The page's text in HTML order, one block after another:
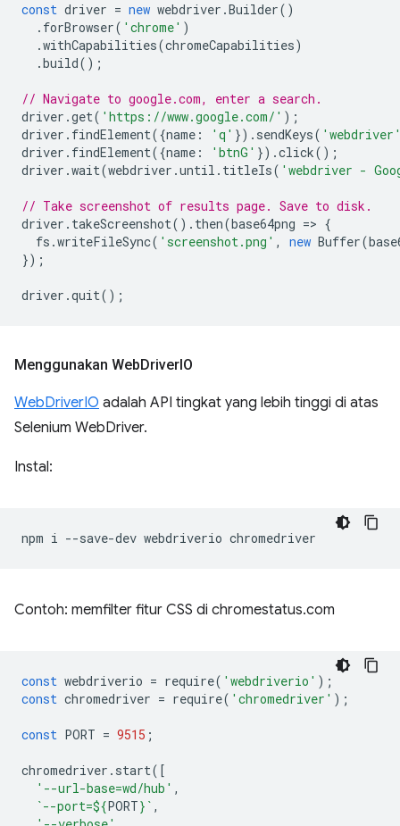
const driver = new webdriver .Builder()
. forBrowser( 'chrome' )
.withCapabilities(chromeCapabilities)
.build();
// Navigate to google.com, enter a search.
driver .get( 'https://www.google.com/' );
driver . findElement({name : 'q' }). sendKeys(
driver . findElement({name : 'btnG' }).click();
driver .wait(webdriver .until . titleIs( 'webdriver -
// Take screenshot of results page. Save to disk.
driver . takeScreenshot(). then(base64png => {
fs .writeFileSync( 'screenshot.png' , new Buffer(
});
driver .quit();
Menggunakan WebDriverIO
WebDriverIO adalah API tingkat yang lebih tinggi di atas
Selenium WebDriver.
Instal:
npm i --save-dev webdriverio
Contoh: memfilter fitur CSS di chromestatus.com
const webdriverio = require( 'webdriverio' );
const chromedriver = require( 'chromedriver' );
const PORT = 9515 ;
chromedriver . start([
'--url-base=wd/hub' ,
`--port=${PORT} ` ,